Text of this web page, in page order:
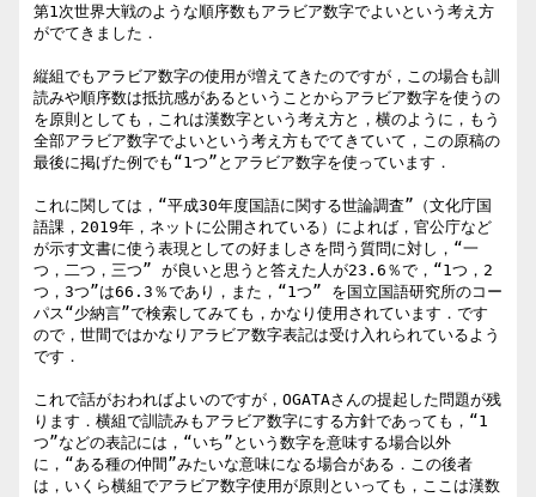
第1次世界大戦のような順序数もアラビア数字でよいという考え方
がでてきました．
縦組でもアラビア数字の使用が増えてきたのですが，この場合も訓
読みや順序数は抵抗感があるということからアラビア数字を使うの
を原則としても，これは漢数字という考え方と，横のように，もう
全部アラビア数字でよいという考え方もでてきていて，この原稿の
最後に掲げた例でも“1つ”とアラビア数字を使っています．
これに関しては，“平成30年度国語に関する世論調査”（文化庁国
語課，2019年，ネットに公開されている）によれば，官公庁など
が示す文書に使う表現としての好ましさを問う質問に対し，“一
つ，二つ，三つ” が良いと思うと答えた人が23.6％で，“1つ，2
つ，3つ”は66.3％であり，また，“1つ” を国立国語研究所のコー
パス“少納言”で検索してみても，かなり使用されています．です
ので，世間ではかなりアラビア数字表記は受け入れられているよう
です．
これで話がおわればよいのですが，OGATAさんの提起した問題が残
ります．横組で訓読みもアラビア数字にする方針であっても，“1
つ”などの表記には，“いち”という数字を意味する場合以外
に，“ある種の仲間”みたいな意味になる場合がある．この後者
は，いくら横組でアラビア数字使用が原則といっても，ここは漢数